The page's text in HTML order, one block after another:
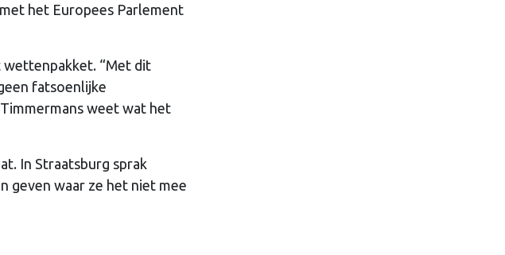
het Europees Parlement
wettenpakket. “Met dit
fatsoenlijke
weet wat het
In Straatsburg sprak
geven waar ze het niet mee